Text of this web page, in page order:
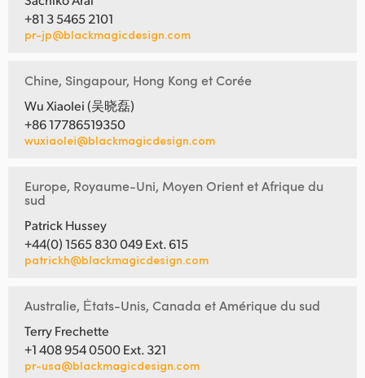
+81 3 5465 2101
pr-jp@blackmagicdesign.com
Chine, Singapour, Hong Kong et Corée
Wu Xiaolei (吴晓磊)
+86 17786519350
wuxiaolei@blackmagicdesign.com
Europe, Royaume-Uni, Moyen Orient et Afrique du
sud
Patrick Hussey
+44(0) 1565 830 049 Ext. 615
patrickh@blackmagicdesign.com
Australie, Ėtats-Unis, Canada et Amérique du sud
Terry Frechette
+1 408 954 0500 Ext. 321
pr-usa@blackmagicdesign.com